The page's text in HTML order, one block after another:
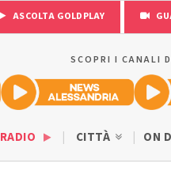
ASCOLTA GOLDPLAY
SCOPRI I CANALI
RADIO CITTÀ ON